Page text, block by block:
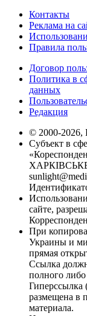
Контакты
Реклама на
Правила
Договор
Политика в
данных
Редакция
© 2000-2026,
Субъект в
ХАРКІВСЬКЕ
сайте,
При
Украины и
прямая
Ссылка
полного либо
Гиперссылка
размещена в
материала.